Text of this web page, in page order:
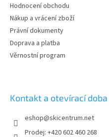
Hodnocení obchodu
Nákup a vrácení zboží
Právní dokumenty
Doprava a platba
Věrnostní program
Kontakt a otevírací doba
eshop@skicentrum.net
Prodej: +420 602 460 268